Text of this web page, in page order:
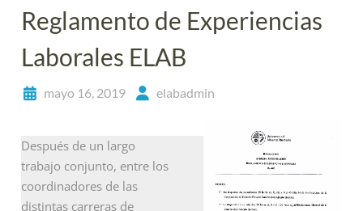
Reglamento de Experiencias
Laborales ELAB
mayo 16, 2019 elabadmin
Después de un largo
trabajo conjunto, entre los
coordinadores de las
distintas carreras de